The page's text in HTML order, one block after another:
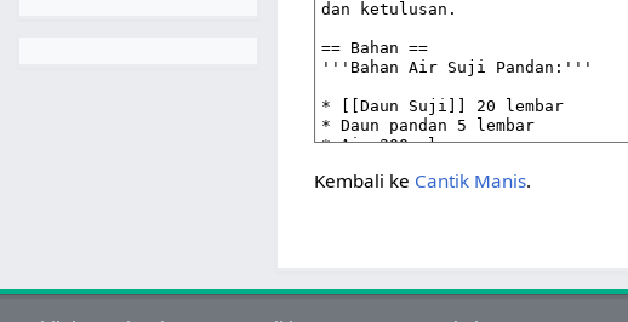
Kembali ke Cantik Manis.